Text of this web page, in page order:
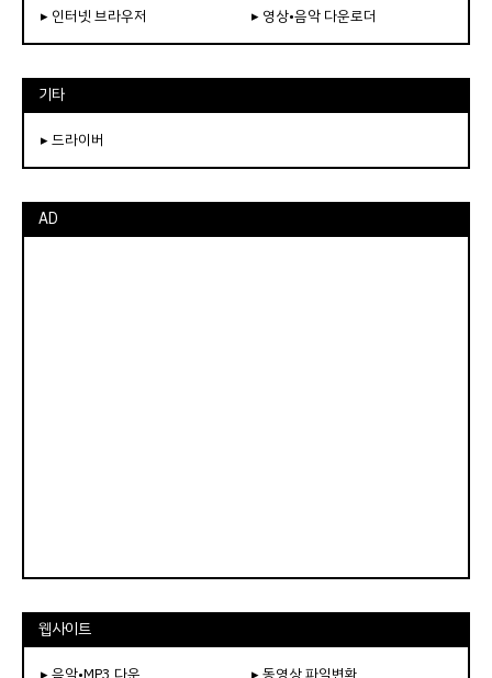
▸ 인터넷 브라우저 ▸ 영상•음악 다운로더
기타
▸ 드라이버
AD
웹사이트